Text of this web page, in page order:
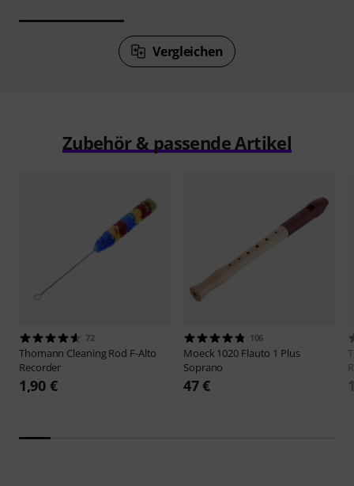
Vergleichen
Zubehör & passende Artikel
72
Thomann Cleaning Rod F-Alto
Recorder
1,90 €
106
Moeck1020 Flauto 1 Plus
Soprano
47 €